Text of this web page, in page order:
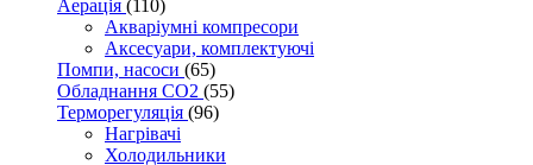
Аерація (110)
Акваріумні компресори
Аксесуари, комплектуючі
Помпи, насоси (65)
Обладнання CO2 (55)
Терморегуляція (96)
Нагрівачі
Холодильники